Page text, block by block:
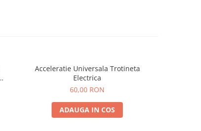
Acceleratie Universala Trotineta
Electrica
60,00 RON
ADAUGA IN COS